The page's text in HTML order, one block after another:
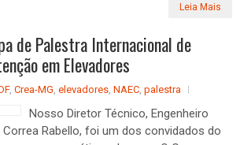
Leia Mais
de Palestra Internacional de
em Elevadores
, Crea-MG elevadores NAEC palestra
Nosso Diretor Técnico, Engenheiro
Rabello, foi um dos convidados do